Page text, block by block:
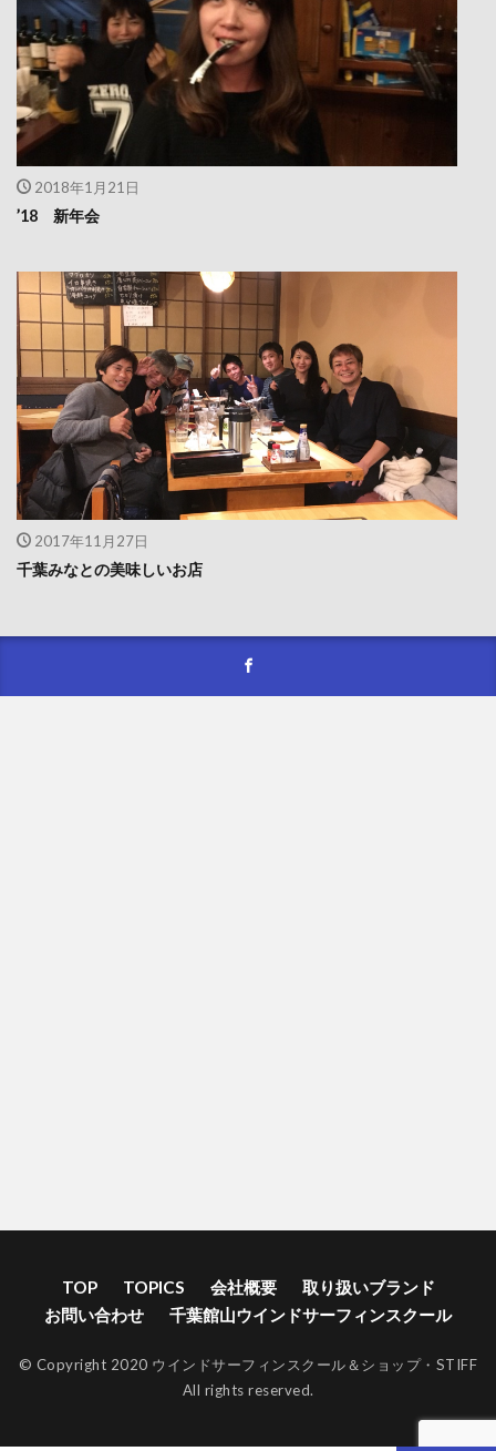
2018年1月21日
’18 新年会
2017年11月27日
千葉みなとの美味しいお店
TOP TOPICS 会社概要
取り扱いブランド
お問い合わせ
千葉館山ウインドサーフィンスクール
© Copyright 2020 ウインドサーフィンスクール＆ショップ・STIFF
All rights reserved.